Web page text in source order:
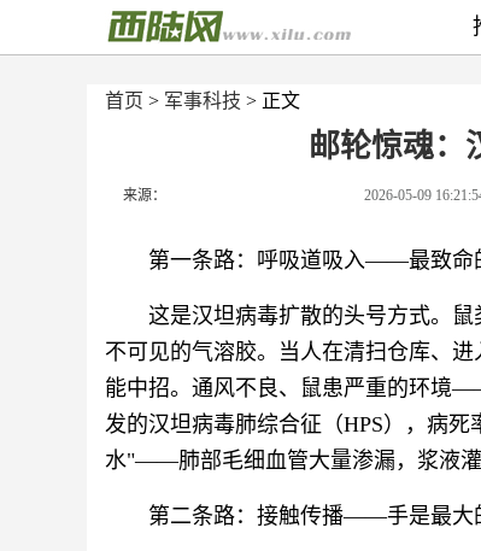
首页 > 军事科技 > 正文
邮轮惊魂：
来源： 2026-05-09
第一条路：呼吸道吸入——最致命
这是汉坦病毒扩散的头号方式。
不可见的气溶胶。当人在清扫仓库、
能中招。通风不良、鼠患严重的环境
发的汉坦病毒肺综合征（HPS），病
水"——肺部毛细血管大量渗漏，浆液灌
第二条路：接触传播——手是最大